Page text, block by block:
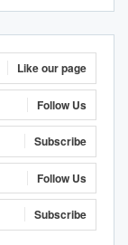
Like our page
Follow Us
Subscribe
Follow Us
Subscribe